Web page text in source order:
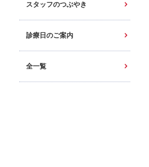
スタッフのつぶやき
診療日のご案内
全一覧